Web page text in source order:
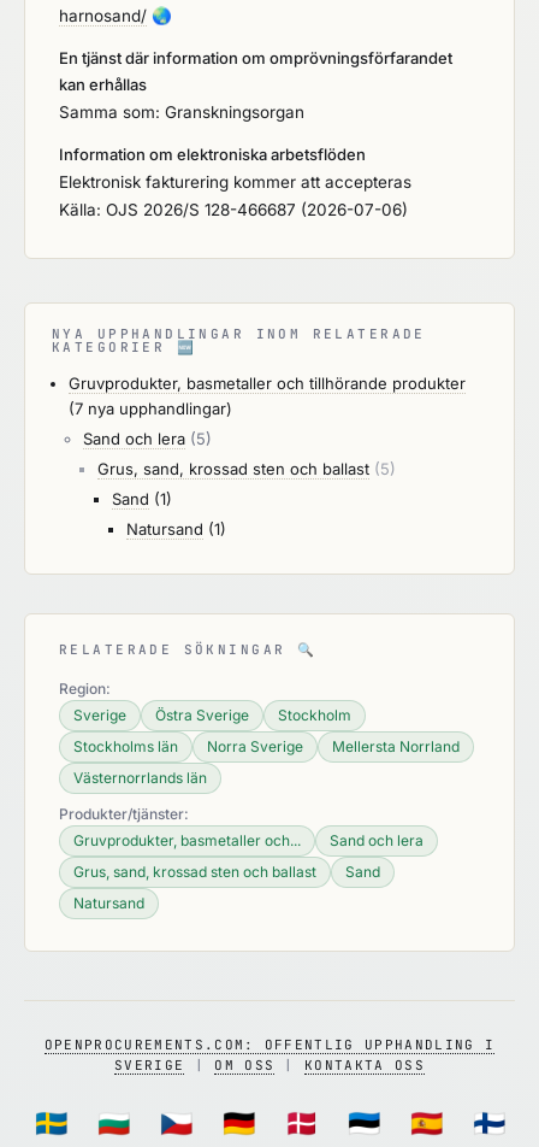
harnosand/ 🌏
En tjänst där information om omprövningsförfarandet
kan erhållas
Samma som: Granskningsorgan
Information om elektroniska arbetsflöden
Elektronisk fakturering kommer att accepteras
Källa: OJS 2026/S 128-466687 (2026-07-06)
NYA UPPHANDLINGAR INOM RELATERADE
KATEGORIER 🆕
Gruvprodukter, basmetaller och tillhörande produkter
(7 nya upphandlingar)
Sand och lera (5)
Grus, sand, krossad sten och ballast (5)
Sand (1)
Natursand (1)
RELATERADE SÖKNINGAR 🔍
Region:
Sverige
Östra Sverige
Stockholm
Stockholms län
Norra Sverige
Mellersta Norrland
Västernorrlands län
Produkter/tjänster:
Gruvprodukter, basmetaller och...
Sand och lera
Grus, sand, krossad sten och ballast
Sand
Natursand
OPENPROCUREMENTS.COM: OFFENTLIG UPPHANDLING I
SVERIGE
OM OSS KONTAKTA OSS
🇸🇪 🇧🇬 🇨🇿 🇩🇪 🇩🇰 🇪🇪 🇪🇸 🇫🇮